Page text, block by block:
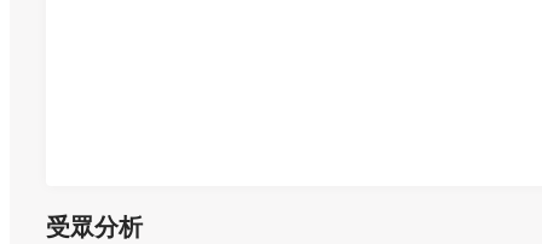
受眾分析